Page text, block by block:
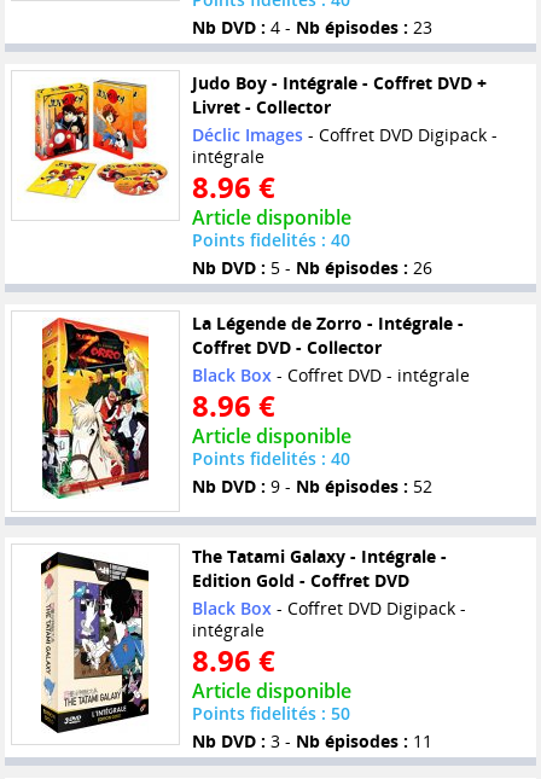
Nb DVD : 4 - Nb épisodes : 23
Judo Boy - Intégrale - Coffret DVD +
Livret - Collector
Déclic Images- Coffret DVD Digipack -
intégrale
8.96 €
Article disponible
Points fidelités : 40
Nb DVD : 5 - Nb épisodes : 26
La Légende de Zorro - Intégrale -
Coffret DVD - Collector
Black Box- Coffret DVD - intégrale
8.96 €
Article disponible
Points fidelités : 40
Nb DVD : 9 - Nb épisodes : 52
The Tatami Galaxy - Intégrale -
Edition Gold - Coffret DVD
Black Box- Coffret DVD Digipack -
intégrale
8.96 €
Article disponible
Points fidelités : 50
Nb DVD : 3 - Nb épisodes : 11